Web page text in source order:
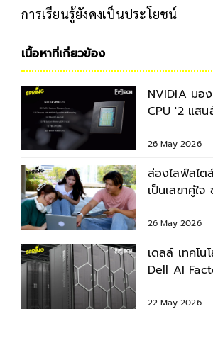
การเรียนรู้ยังคงเป็นประโยชน์
เนื้อหาที่เกี่ยวข้อง
NVIDIA มอ
CPU '2 แส
26 May 2026
ส่องไลฟ์สไต
เป็นเลขาคู่ใ
26 May 2026
เดลล์ เทคโน
Dell AI
22 May 2026